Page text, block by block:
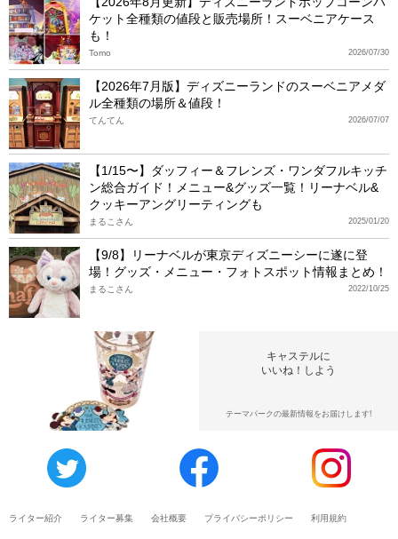
ケット全種類の値段と販売場所！スーベニアケース
も！
2026/07/30
Tomo
【2026年7月版】ディズニーランドのスーベニアメダ
ル全種類の場所＆値段！
2026/07/07
てんてん
【1/15〜】ダッフィー＆フレンズ・ワンダフルキッチ
ン総合ガイド！メニュー&グッズ一覧！リーナベル&
クッキーアングリーティングも
2025/01/20
まるこさん
【9/8】リーナベルが東京ディズニーシーに遂に登
場！グッズ・メニュー・フォトスポット情報まとめ！
2022/10/25
まるこさん
キャステルに
いいね！しよう
テーマパークの最新情報をお届けします!
ライター紹介 ライター募集 会社概要 プライバシーポリシー 利用規約